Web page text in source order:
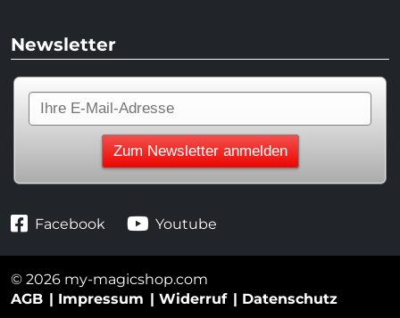
Newsletter
Facebook Youtube
© 2026 my-magicshop.com
AGB
Impressum Widerruf Datenschutz